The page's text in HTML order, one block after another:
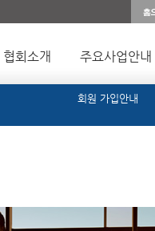
협회소개 주요사업안내
회원 가입안내